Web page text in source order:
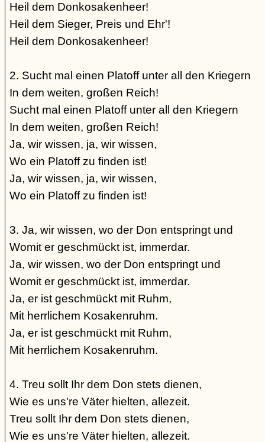
Heil dem Donkosakenheer!
Heil dem Sieger, Preis und Ehr'!
Heil dem Donkosakenheer!
2. Sucht mal einen Platoff unter all den Kriegern
In dem weiten, großen Reich!
Sucht mal einen Platoff unter all den Kriegern
In dem weiten, großen Reich!
Ja, wir wissen, ja, wir wissen,
Wo ein Platoff zu finden ist!
Ja, wir wissen, ja, wir wissen,
Wo ein Platoff zu finden ist!
3. Ja, wir wissen, wo der Don entspringt und
Womit er geschmückt ist, immerdar.
Ja, wir wissen, wo der Don entspringt und
Womit er geschmückt ist, immerdar.
Ja, er ist geschmückt mit Ruhm,
Mit herrlichem Kosakenruhm.
Ja, er ist geschmückt mit Ruhm,
Mit herrlichem Kosakenruhm.
4. Treu sollt Ihr dem Don stets dienen,
Wie es uns're Väter hielten, allezeit.
Treu sollt Ihr dem Don stets dienen,
Wie es uns're Väter hielten, allezeit.